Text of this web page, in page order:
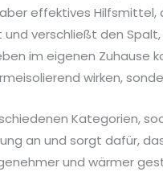
effektives
verschließt den
im eigenen
wirken,
Kategorien,
an und sorgt dafür,
und wärmer